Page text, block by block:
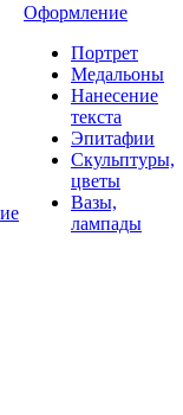
Оформление
Портрет
Медальоны
Нанесение
текста
Эпитафии
Скульптуры,
цветы
Вазы,
лампады